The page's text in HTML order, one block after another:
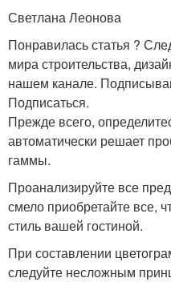
Светлана Леонова
Понравилась статья ?
мира строительства,
нашем канале.
Подписаться.
Прежде всего,
автоматически решает
гаммы.
Проанализируйте все
смело приобретайте все,
стиль вашей гостиной.
При составлении
следуйте несложным